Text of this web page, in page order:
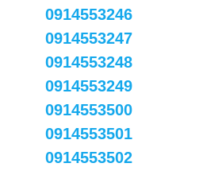
0914553246
0914553247
0914553248
0914553249
0914553500
0914553501
0914553502